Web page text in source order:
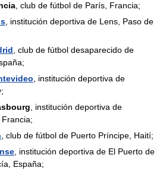
, club de fútbol de París, Francia;
, institución deportiva de Lens, Paso de
, club de fútbol desaparecido de
, institución deportiva de
, institución deportiva de
, club de fútbol de Puerto Príncipe, Haití;
, institución deportiva de El Puerto de
España;